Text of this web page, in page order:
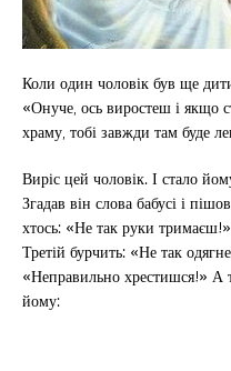
Коли один чоловік був ще
«Онуче, ось виростеш і якщо
храму, тобі завжди там буде
Виріс цей чоловік. І стало
Згадав він слова бабусі і
хтось: «Не так руки
Третій бурчить: «Не так
«Неправильно хрестишся!» А
йому: